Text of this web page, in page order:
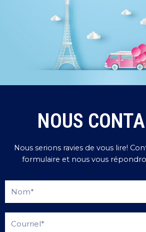
NOUS
Nous serions ravies de vous lire!
formulaire et nous vous